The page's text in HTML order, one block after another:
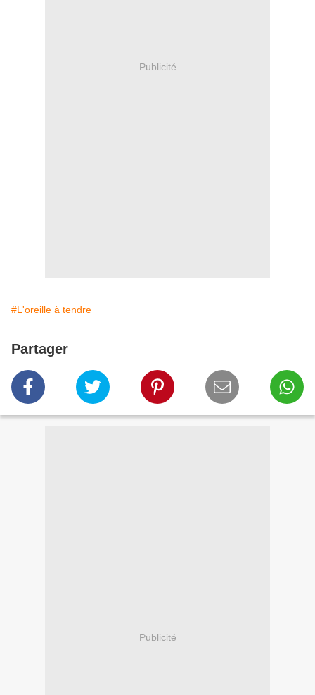
Publicité
#L'oreille à tendre
Partager
Publicité